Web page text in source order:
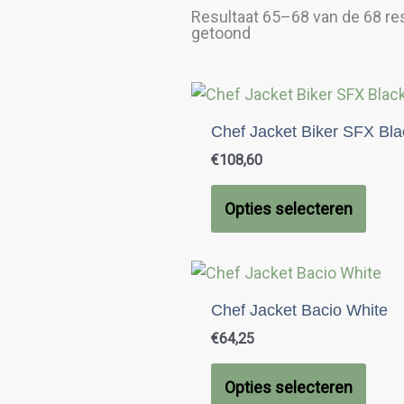
Resultaat 65–68 van de 68
getoond
Gesorteerd
Chef Jacket Biker SFX
€108,60
Opties selecteren
Dit
heeft
optie
kan
de
Chef Jacket Bacio White
€64,25
Opties selecteren
Dit
heeft